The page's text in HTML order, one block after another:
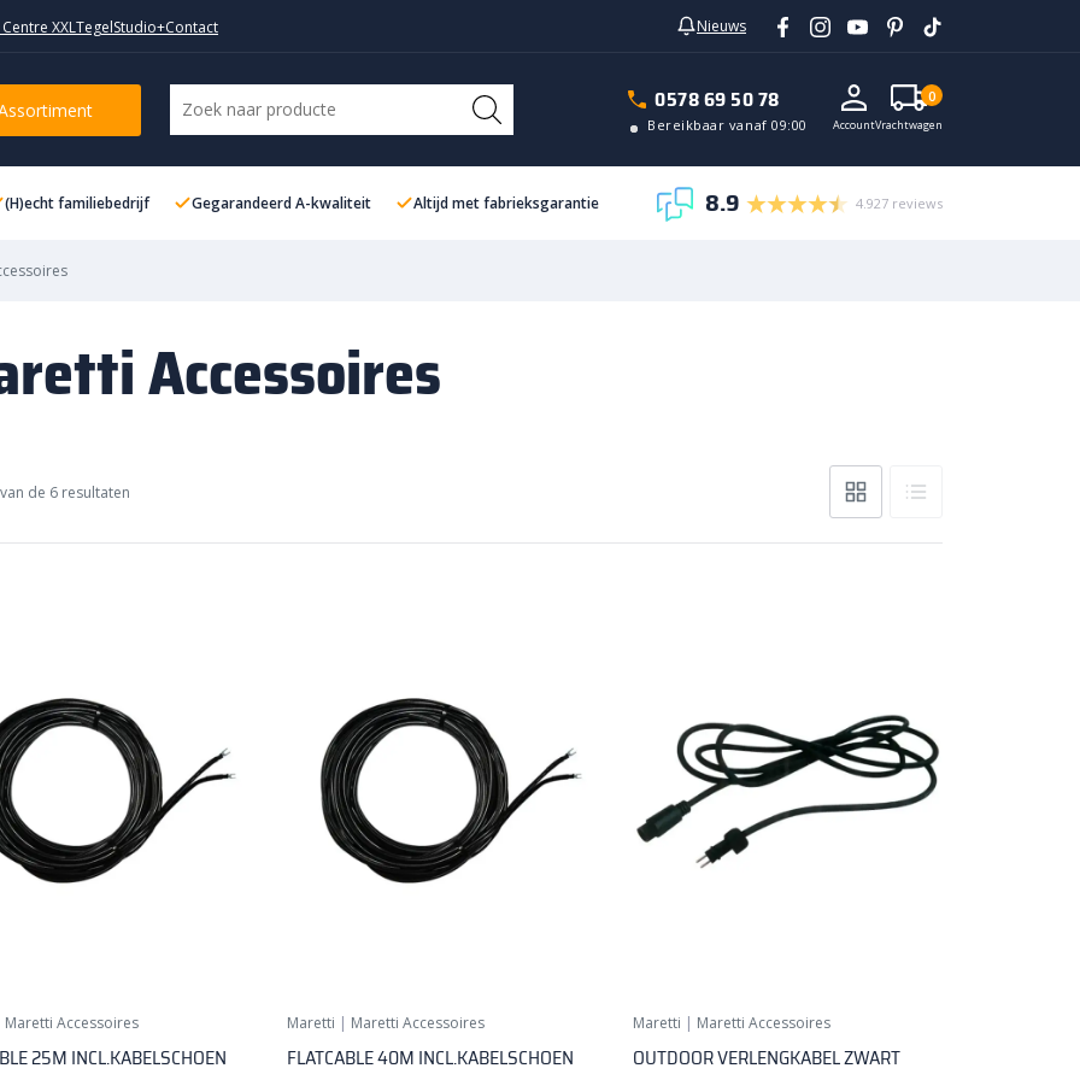
XXLTegelStudio+Contact Nieuws
0578 69 50 78
Bereikbaar vanaf 09:00 AccountVrachtwagen
0
(H)echt familiebedrijf Gegarandeerd A-kwaliteit Altijd met fabrieksgarantie 8.9 4.927 reviews
Accessoires
van de 6 resultaten
Maretti Accessoires
25M INCL.KABELSCHOEN
Maretti | Maretti Accessoires
FLATCABLE 40M INCL.KABELSCHOEN
Maretti | Maretti Accessoires
OUTDOOR VERLENGKABEL ZWART